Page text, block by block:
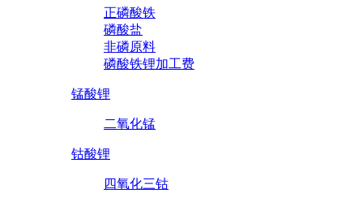
正磷酸铁
磷酸盐
非磷原料
磷酸铁锂加工费
锰酸锂
二氧化锰
钴酸锂
四氧化三钴